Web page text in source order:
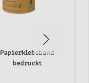
Papierklebeband
bedruckt